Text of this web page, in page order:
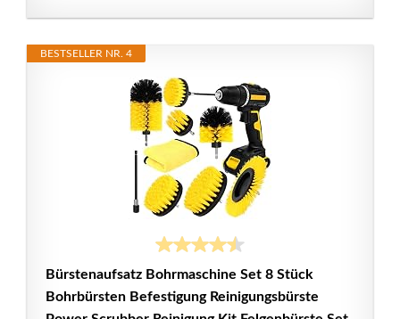
BESTSELLER NR. 4
Bürstenaufsatz Bohrmaschine Set 8 Stück
Bohrbürsten Befestigung Reinigungsbürste